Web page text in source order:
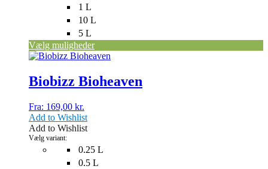
1 L
10 L
5 L
Vælg muligheder
Biobizz Bioheaven
Fra: 169,00 kr.
0.25 L
0.5 L
Vælg variant:
Dette
har
flere
Mulighederne
kan
vælges
på
varesiden
Add to Wishlist
Add to Wishlist